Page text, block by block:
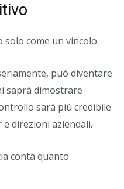
solo come un vincolo.
può diventare
saprà dimostrare
sarà più credibile
direzioni aziendali.
conta quanto